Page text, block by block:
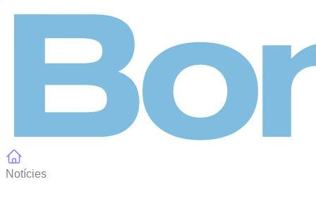
Notícies